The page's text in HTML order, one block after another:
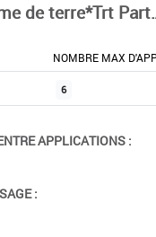
de terre*Trt
NOMBRE MAX
6
APPLICATIONS :
: